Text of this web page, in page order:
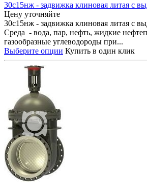
30с15нж - задвижка клиновая литая с
Цену уточняйте
30с15нж - задвижка клиновая литая с
Среда - вода, пар, нефть, жидкие
газообразные углеводороды при...
Выберите опции Купить в один клик